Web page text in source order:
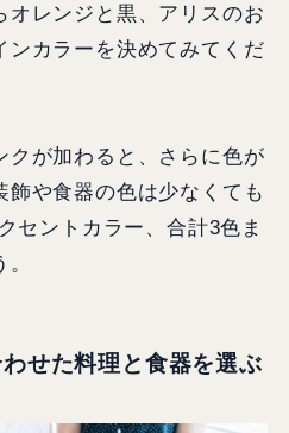
オレンジと黒、アリスのお
ンカラーを決めてみてくだ
が加わると、さらに色が
や食器の色は少なくても
セントカラー、合計3色ま
せた料理と食器を選ぶ